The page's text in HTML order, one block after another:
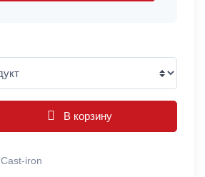
В корзину
Cast-iron